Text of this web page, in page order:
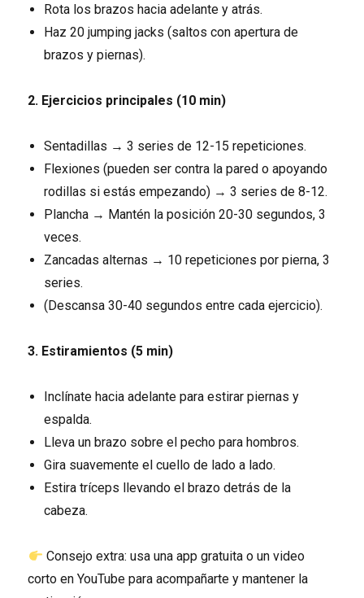
Rota los brazos hacia adelante y atrás.
Haz 20 jumping jacks (saltos con apertura de
brazos y piernas).
2. Ejercicios principales (10 min)
Sentadillas → 3 series de 12-15 repeticiones.
Flexiones (pueden ser contra la pared o apoyando
rodillas si estás empezando) → 3 series de 8-12.
Plancha → Mantén la posición 20-30 segundos, 3
veces.
Zancadas alternas → 10 repeticiones por pierna, 3
series.
(Descansa 30-40 segundos entre cada ejercicio).
3. Estiramientos (5 min)
Inclínate hacia adelante para estirar piernas y
espalda.
Lleva un brazo sobre el pecho para hombros.
Gira suavemente el cuello de lado a lado.
Estira tríceps llevando el brazo detrás de la
cabeza.
Consejo extra: usa una app gratuita o un video
corto en YouTube para acompañarte y mantener la